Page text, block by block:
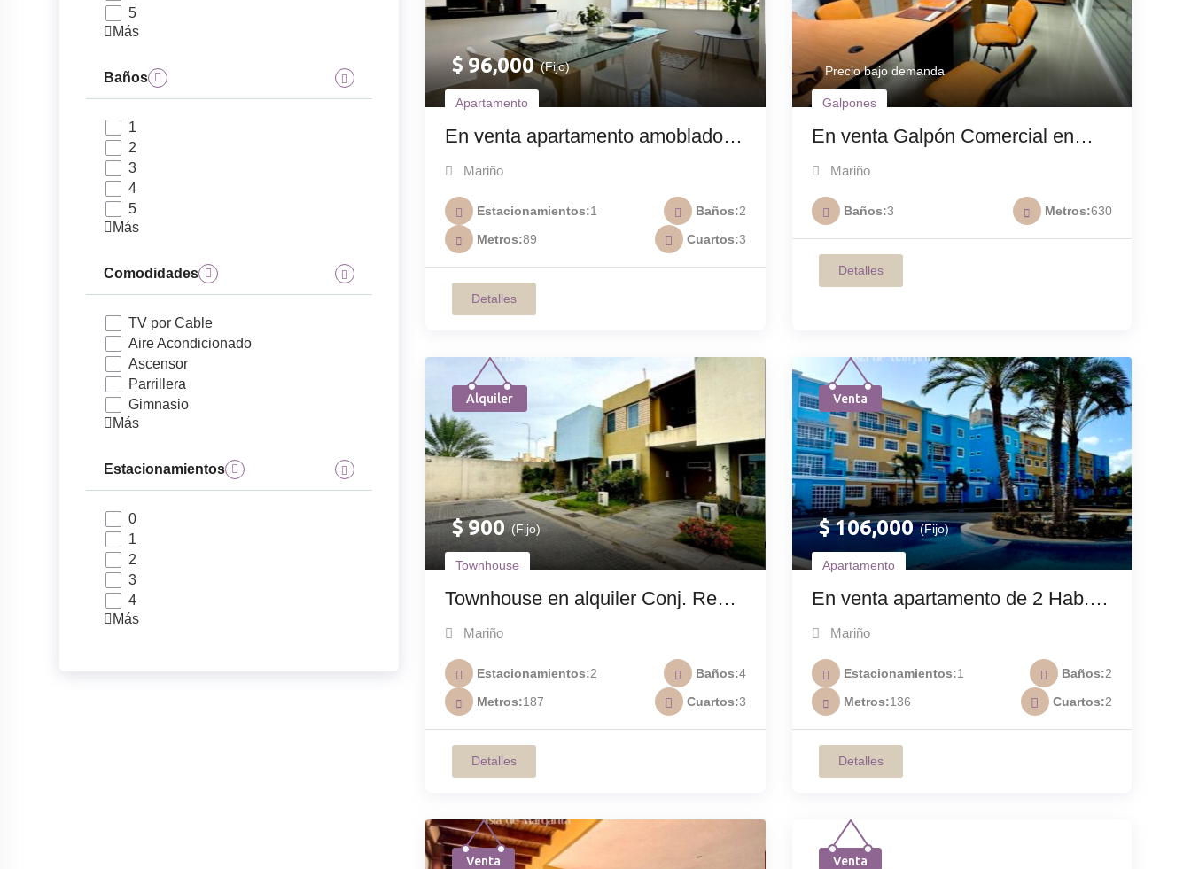
$96,000 (Fijo)
Apartamento
En venta apartamento amoblado
en Residencias Pinamar A-012
Mariño
Estacionamientos 1 Baños 2
Metros 89 Cuartos 3
Detalles
Precio bajo demanda
Galpones
En venta Galpón Comercial en
ubicación estratégica G-001
Mariño
Baños 3 Metros 630
Detalles
Alquiler
$900 (Fijo)
Townhouse
Townhouse en alquiler Conj. Res.
Smolville TH-006
Mariño
Estacionamientos 2 Baños 4
Metros 187 Cuartos 3
Detalles
Venta
$106,000 (Fijo)
Apartamento
En venta apartamento de 2 Hab.
en La Marina A-015
Mariño
Estacionamientos 1 Baños 2
Metros 136 Cuartos 2
Detalles
Venta Venta
5
Más
Baños
1
2
3
4
5
Más
Comodidades
TV por Cable
Aire Acondicionado
Ascensor
Parrillera
Gimnasio
Más
Estacionamientos
0
1
2
3
4
Más